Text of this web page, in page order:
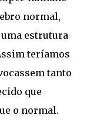
normal,
estrutura
teríamos
tanto
que
o normal.